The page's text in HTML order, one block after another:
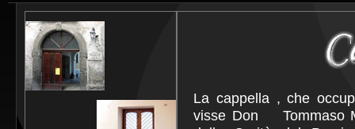
La cappella , che
visse Don Tommaso